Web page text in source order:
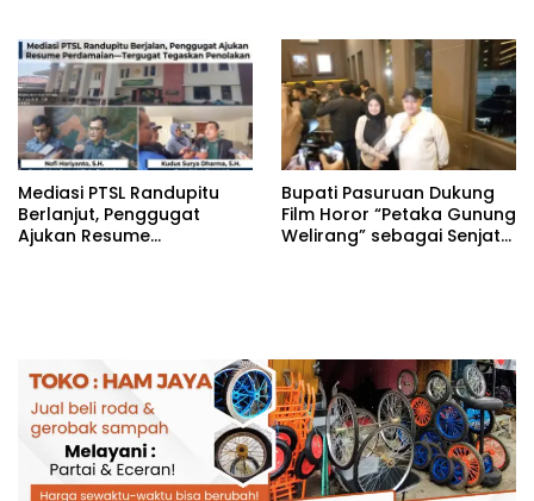
‎Mediasi PTSL Randupitu
Berlanjut, Penggugat
Ajukan Resume
‎Bupati Pasuruan Dukung
Film Horor “Petaka Gunung
Welirang” sebagai Senjata